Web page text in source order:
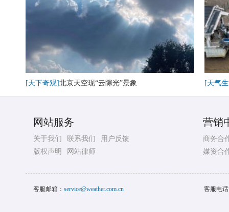
[天下奇观]北京天空现“云隙光”景象 [天气
网站服务
关于我们 联系我们
用户反馈
版权声明
网站律师
营销
商务合
媒资合
客服邮箱： service@weather.com.cn 客服电